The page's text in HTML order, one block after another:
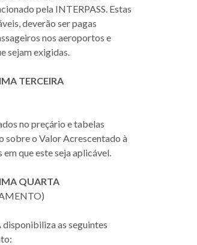
pela INTERPASS. Estas
deverão ser pagas
nos aeroportos e
sejam exigidas.
TERCEIRA
no preçário e tabelas
sobre o Valor Acrescentado à
em que este seja aplicável.
QUARTA
as seguintes